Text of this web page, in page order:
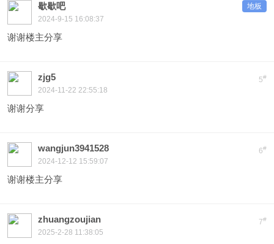
地板
歇歇吧
2024-9-15 16:08:37
谢谢楼主分享
5#
zjg5
2024-11-22 22:55:18
谢谢分享
6#
wangjun3941528
2024-12-12 15:59:07
谢谢楼主分享
7#
zhuangzoujian
2025-2-28 11:38:05